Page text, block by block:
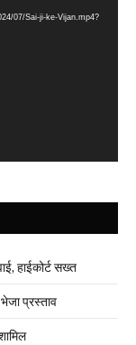
07/Sai-ji-ke-Vijan.mp4?
हाईकोर्ट सख्त
प्रस्ताव